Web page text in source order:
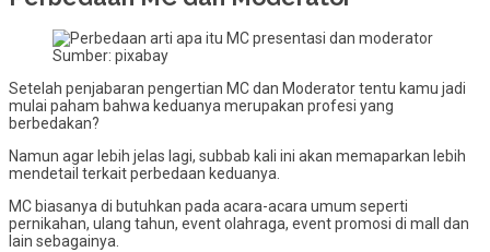
Sumber: pixabay
Setelah penjabaran pengertian MC dan Moderator tentu kamu jadi
mulai paham bahwa keduanya merupakan profesi yang
berbedakan?
Namun agar lebih jelas lagi, subbab kali ini akan memaparkan lebih
mendetail terkait perbedaan keduanya.
MC biasanya di butuhkan pada acara-acara umum seperti
pernikahan, ulang tahun, event olahraga, event promosi di mall dan
lain sebagainya.